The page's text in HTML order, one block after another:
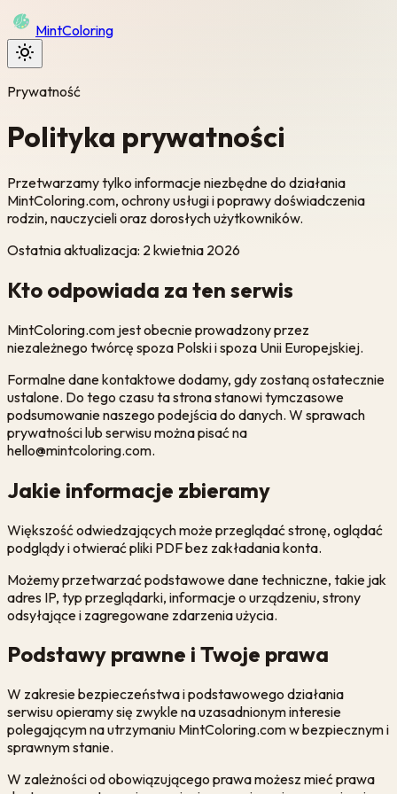
MintColoring
Prywatność
Polityka prywatności
Przetwarzamy tylko informacje niezbędne do działania
MintColoring.com, ochrony usługi i poprawy doświadczenia
rodzin, nauczycieli oraz dorosłych użytkowników.
Ostatnia aktualizacja: 2 kwietnia 2026
Kto odpowiada za ten serwis
MintColoring.com jest obecnie prowadzony przez
niezależnego twórcę spoza Polski i spoza Unii Europejskiej.
Formalne dane kontaktowe dodamy, gdy zostaną ostatecznie
ustalone. Do tego czasu ta strona stanowi tymczasowe
podsumowanie naszego podejścia do danych. W sprawach
prywatności lub serwisu można pisać na
hello@mintcoloring.com.
Jakie informacje zbieramy
Większość odwiedzających może przeglądać stronę, oglądać
podglądy i otwierać pliki PDF bez zakładania konta.
Możemy przetwarzać podstawowe dane techniczne, takie jak
adres IP, typ przeglądarki, informacje o urządzeniu, strony
odsyłające i zagregowane zdarzenia użycia.
Podstawy prawne i Twoje prawa
W zakresie bezpieczeństwa i podstawowego działania
serwisu opieramy się zwykle na uzasadnionym interesie
polegającym na utrzymaniu MintColoring.com w bezpiecznym i
sprawnym stanie.
W zależności od obowiązującego prawa możesz mieć prawa